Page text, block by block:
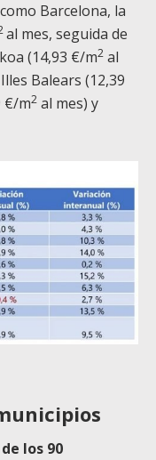
como Barcelona, la
al mes, seguida de
(14,93 €/m2 al
Balears (12,39
€/m2 al mes) y
los 90